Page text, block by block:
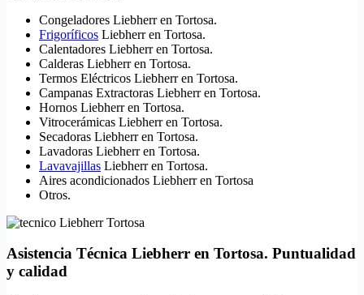
Congeladores Liebherr en Tortosa.
Frigoríficos Liebherr en Tortosa.
Calentadores Liebherr en Tortosa.
Calderas Liebherr en Tortosa.
Termos Eléctricos Liebherr en Tortosa.
Campanas Extractoras Liebherr en Tortosa.
Hornos Liebherr en Tortosa.
Vitrocerámicas Liebherr en Tortosa.
Secadoras Liebherr en Tortosa.
Lavadoras Liebherr en Tortosa.
Lavavajillas Liebherr en Tortosa.
Aires acondicionados Liebherr en Tortosa
Otros.
Asistencia Técnica Liebherr en Tortosa. Puntualidad
y calidad